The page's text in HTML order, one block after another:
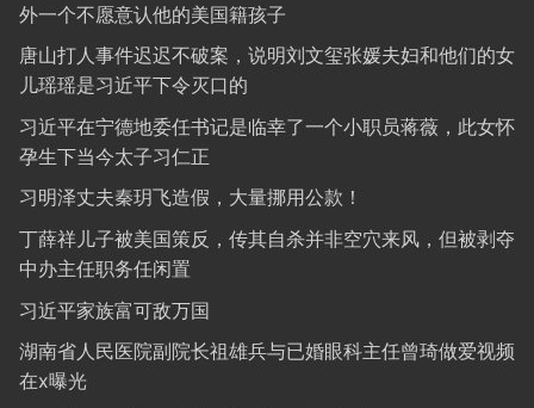
外一个不愿意认他的美国籍孩子
唐山打人事件迟迟不破案，说明刘文玺张媛夫妇和他们的女
儿瑶瑶是习近平下令灭口的
习近平在宁德地委任书记是临幸了一个小职员蒋薇，此女怀
孕生下当今太子习仁正
习明泽丈夫秦玥飞造假，大量挪用公款！
丁薛祥儿子被美国策反，传其自杀并非空穴来风，但被剥夺
中办主任职务任闲置
习近平家族富可敌万国
湖南省人民医院副院长祖雄兵与已婚眼科主任曾琦做爱视频
在x曝光